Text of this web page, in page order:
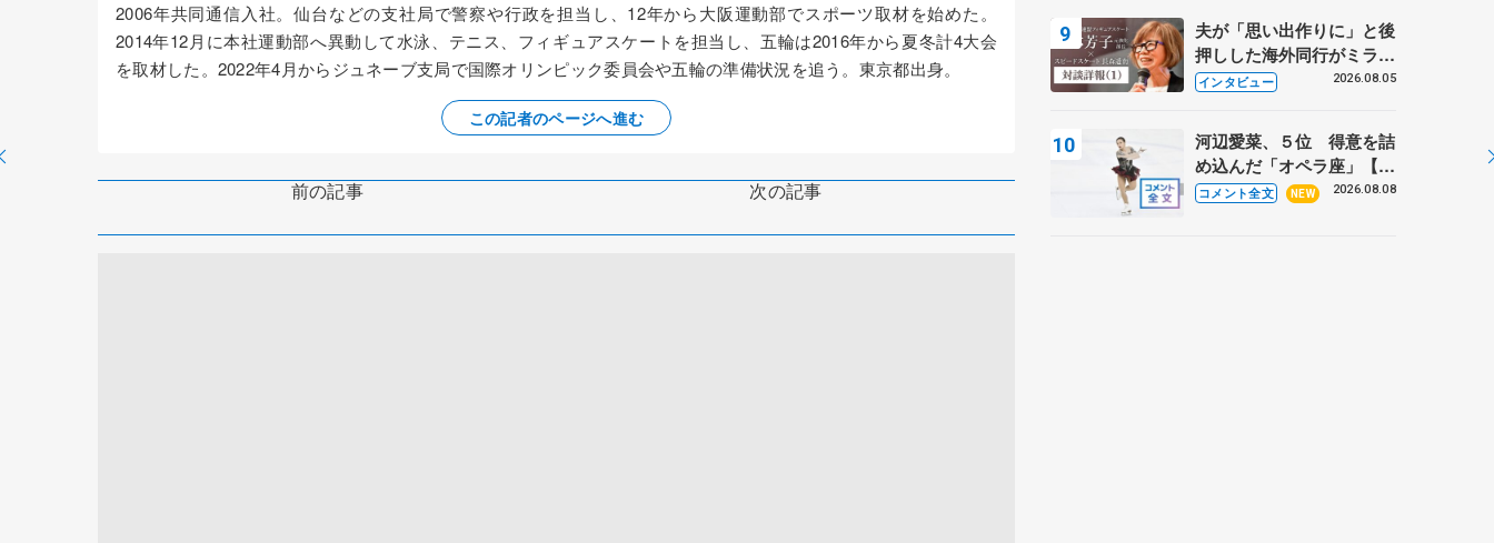
2006年共同通信入社。仙台などの支社局で警察や行政を担当し、12年から大阪運動部でスポーツ取材を始めた。
2014年12月に本社運動部へ異動して水泳、テニス、フィギュアスケートを担当し、五輪は2016年から夏冬計4大会
を取材した。2022年4月からジュネーブ支局で国際オリンピック委員会や五輪の準備状況を追う。東京都出身。
この記者のページへ進む
前の記事 次の記事
夫が「思い出作りに」と後
押しした海外同行がミラノ
まで… 繁華街のリンクで
に 小林芳子さんが振り返
るスケート人生
インタビュー 2026.08.05
河辺愛菜、５位 得意を詰
め込んだ「オペラ座」【み
なとアクルス杯フリー】
コメント全文 NEW 2026.08.08